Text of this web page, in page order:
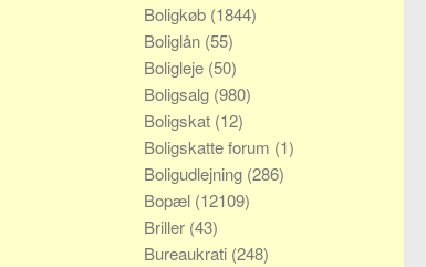
Boligkøb (1844)
Boliglån (55)
Boligleje (50)
Boligsalg (980)
Boligskat (12)
Boligskatte forum (1)
Boligudlejning (286)
Bopæl (12109)
Briller (43)
Bureaukrati (248)